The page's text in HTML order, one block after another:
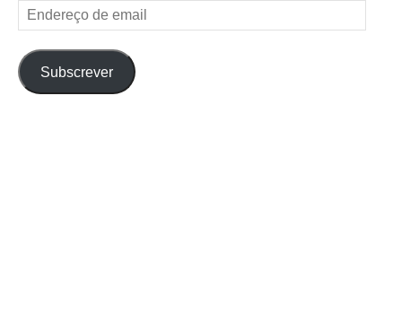
Endereço
de
Subscrever